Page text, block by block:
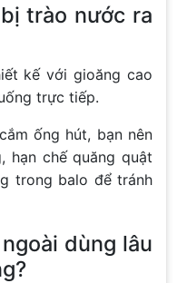
trào nước ra
kế với gioăng cao
trực tiếp.
ống hút, bạn nên
hạn chế quăng quật
trong balo để tránh
dùng lâu